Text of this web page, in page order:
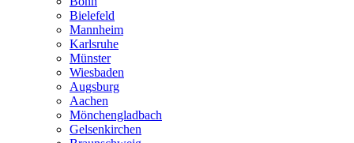
Bielefeld
Mannheim
Karlsruhe
Münster
Wiesbaden
Augsburg
Aachen
Mönchengladbach
Gelsenkirchen